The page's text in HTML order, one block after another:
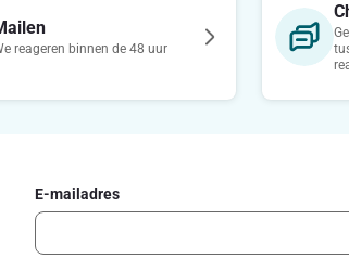
reageren binnen de 48 uur
E-mailadres